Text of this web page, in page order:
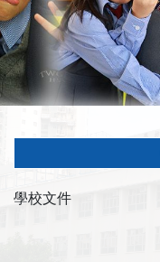
學校文件